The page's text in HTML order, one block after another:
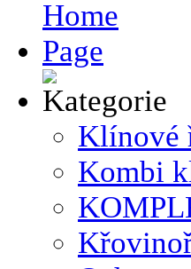
Klínové
Kombi